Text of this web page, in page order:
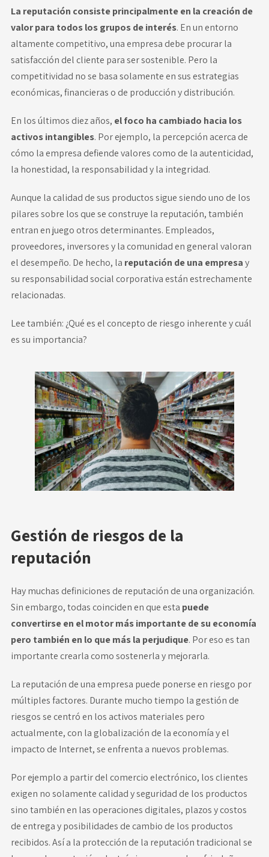
La reputación consiste principalmente en la creación de
valor para todos los grupos de interés. En un entorno
altamente competitivo, una empresa debe procurar la
satisfacción del cliente para ser sostenible. Pero la
competitividad no se basa solamente en sus estrategias
económicas, financieras o de producción y distribución.
En los últimos diez años, el foco ha cambiado hacia los
activos intangibles. Por ejemplo, la percepción acerca de
cómo la empresa defiende valores como de la autenticidad,
la honestidad, la responsabilidad y la integridad.
Aunque la calidad de sus productos sigue siendo uno de los
pilares sobre los que se construye la reputación, también
entran en juego otros determinantes. Empleados,
proveedores, inversores y la comunidad en general valoran
el desempeño. De hecho, la reputación de una empresay
su responsabilidad social corporativa están estrechamente
relacionadas.
Lee también: ¿Qué es el concepto de riesgo inherente y cuál
es su importancia?
Gestión de riesgos de la
reputación
Hay muchas definiciones de reputación de una organización.
Sin embargo, todas coinciden en que esta puede
convertirse en el motor más importante de su economía
pero también en lo que más la perjudique. Por eso es tan
importante crearla como sostenerla y mejorarla.
La reputación de una empresa puede ponerse en riesgo por
múltiples factores. Durante mucho tiempo lagestión de
riesgosse centró en los activos materiales pero
actualmente, con la globalización de la economía y el
impacto de Internet, se enfrenta a nuevos problemas.
Por ejemplo a partir del comercio electrónico, los clientes
exigen no solamente calidad y seguridad de los productos
sino también en las operaciones digitales, plazos y costos
de entrega y posibilidades de cambio de los productos
recibidos. Así a la protección de la reputación tradicional se